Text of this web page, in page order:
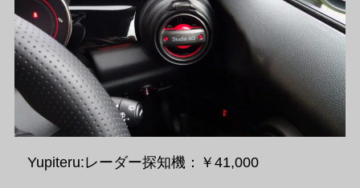
Yupiteru:レーダー探知機：￥41,000